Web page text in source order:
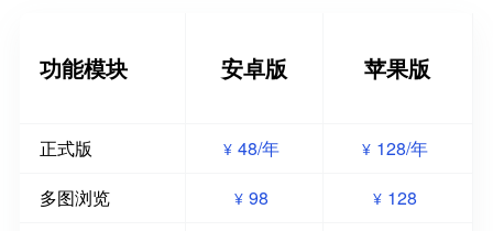
功能模块 安卓版 苹果版
正式版 ¥ 48/年 ¥ 128/年
多图浏览
¥ 98 ¥ 128